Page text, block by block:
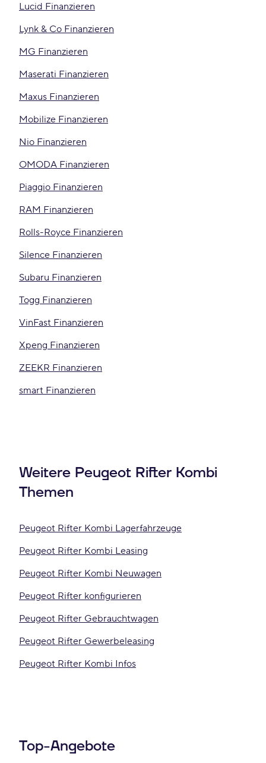
Lucid Finanzieren
Lynk & Co Finanzieren
MG Finanzieren
Maserati Finanzieren
Maxus Finanzieren
Mobilize Finanzieren
Nio Finanzieren
OMODA Finanzieren
Piaggio Finanzieren
RAM Finanzieren
Rolls-Royce Finanzieren
Silence Finanzieren
Subaru Finanzieren
Togg Finanzieren
VinFast Finanzieren
Xpeng Finanzieren
ZEEKR Finanzieren
smart Finanzieren
Weitere Peugeot Rifter Kombi
Themen
Peugeot Rifter Kombi Lagerfahrzeuge
Peugeot Rifter Kombi Leasing
Peugeot Rifter Kombi Neuwagen
Peugeot Rifter konfigurieren
Peugeot Rifter Gebrauchtwagen
Peugeot Rifter Gewerbeleasing
Peugeot Rifter Kombi Infos
Top-Angebote